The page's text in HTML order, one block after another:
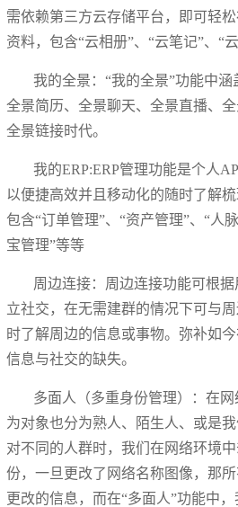
需依赖第三方云存储平台，即可轻
资料，包含“云相册”、“云笔记”、“
我的全景：“我的全景”功能中涵
全景简历、全景聊天、全景直播、
全景链接时代。
我的ERP:ERP管理功能是个人
以便捷高效并且移动化的随时了解
包含“订单管理”、“资产管理”、“人
宝管理”等等
周边连接：周边连接功能可根
立社交，在无需建群的情况下可与
时了解周边的信息或事物。弥补如
信息与社交的缺失。
多面人（多重身份管理）：在
为对象也分为熟人、陌生人、或是
对不同的人群时，我们在网络环境
份，一旦更改了网络名称图像，那
更改的信息，而在“多面人”功能中